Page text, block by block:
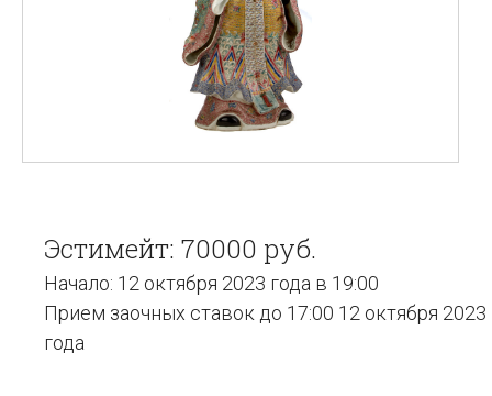
Эстимейт: 70000 руб.
Начало: 12 октября 2023 года в 19:00
Прием заочных ставок до 17:00 12 октября 2023
года